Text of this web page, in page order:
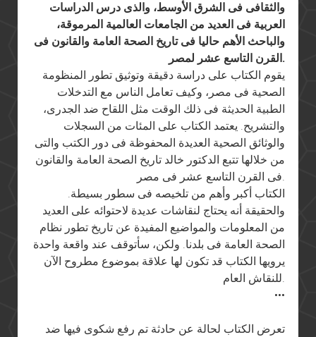
والثقافى فى الشرق الأوسط، والذى درس الدراسات
العربية فى العديد من الجامعات العالمية المرموقة،
والباحث الأهم حاليا فى تاريخ الصحة العامة والقانون فى
القرن التاسع عشر لمصر.
يقوم الكتاب على دراسة دقيقة وتوثيق تطور المنظومة
الصحية فى مصر، وكيف تعامل الناس مع التدخلات
الطبية الحديثة فى ذلك الوقت مثل اللقاح ضد الجدرى،
والتشريح. يعتمد الكتاب على المئات من السجلات
والوثائق الصحية العديدة المحفوظة فى دور الكتب والتى
من خلالها تتبع الدكتور خالد تاريخ الصحة العامة والقانون
فى القرن التاسع عشر فى مصر.
الكتاب أكبر وأهم من تلخيصه فى سطور بسيطة.
والحقيقة أنه يحتاج لنقاشات عديدة لاحتوائه على العديد
من المعلومات والمواضيع المفيدة عن تاريخ تطور نظام
الصحة العامة فى بلدنا. ولكن، سأتوقف عند واقعة واحدة
يرويها الكتاب قد تكون لها علاقة بموضوع مطروح الآن
للنقاش العام.
•••
تعرض الكتاب لحالة عن حادثة تم رفع شكوى فيها ضد